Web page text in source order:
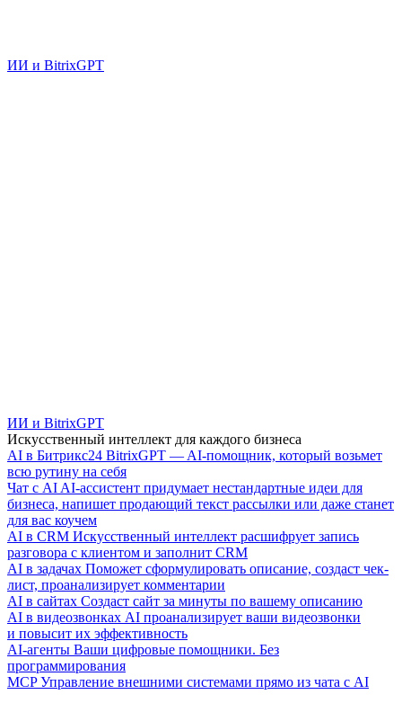
ИИ и BitrixGPT
ИИ и BitrixGPT
Искусственный интеллект для каждого бизнеса
AI в Битрикс24 BitrixGPT — AI-помощник, который возьмет
всю рутину на себя
Чат с AI AI-ассистент придумает нестандартные идеи для
бизнеса, напишет продающий текст рассылки или даже станет
для вас коучем
AI в CRM Искусственный интеллект расшифрует запись
разговора с клиентом и заполнит CRM
AI в задачах Поможет сформулировать описание, создаст чек-
лист, проанализирует комментарии
AI в сайтах Создаст сайт за минуты по вашему описанию
AI в видеозвонках AI проанализирует ваши видеозвонки
и повысит их эффективность
AI-агенты Ваши цифровые помощники. Без
программирования
MCP Управление внешними системами прямо из чата с AI